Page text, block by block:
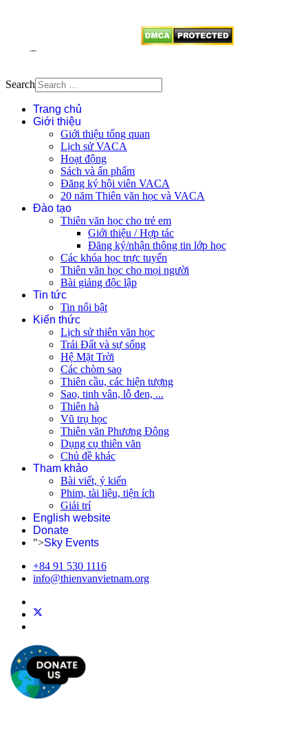
Search
Trang chủ
Giới thiệu
Giới thiệu tổng quan
Lịch sử VACA
Hoạt động
Sách và ấn phẩm
Đăng ký hội viên VACA
20 năm Thiên văn học và VACA
Đào tạo
Thiên văn học cho trẻ em
Giới thiệu / Hợp tác
Đăng ký/nhận thông tin lớp học
Các khóa học trực tuyến
Thiên văn học cho mọi người
Bài giảng độc lập
Tin tức
Tin nổi bật
Kiến thức
Lịch sử thiên văn học
Trái Đất và sự sống
Hệ Mặt Trời
Các chòm sao
Thiên cầu, các hiện tượng
Sao, tinh vân, lỗ đen, ...
Thiên hà
Vũ trụ học
Thiên văn Phương Đông
Dụng cụ thiên văn
Chủ đề khác
Tham khảo
Bài viết, ý kiến
Phim, tài liệu, tiện ích
Giải trí
English website
Donate
">Sky Events
+84 91 530 1116
info@thienvanvietnam.org